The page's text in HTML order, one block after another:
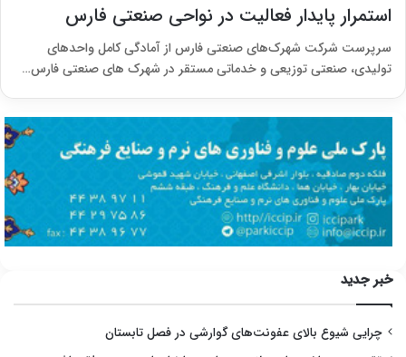
استمرار پایدار فعالیت در نواحی صنعتی فارس
سرپرست شرکت شهرک‌های صنعتی فارس از آمادگی کامل واحدهای
تولیدی، صنعتی توزیعی و خدماتی مستقر در شهرک های صنعتی فارس…
خبر جدید
چرایی شیوع بالای عفونت‌های گوارشی در فصل تابستان